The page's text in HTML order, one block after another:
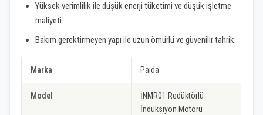
Yüksek verimlilik ile düşük enerji tüketimi ve düşük işletme
maliyeti.
Bakım gerektirmeyen yapı ile uzun ömürlü ve güvenilir tahrik.
Marka Paida
Model
İNMR01 Redüktörlü
İndüksiyon Motoru